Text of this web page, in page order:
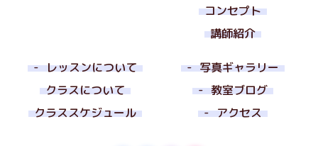
コンセプト
講師紹介
レッスンについて
クラスについて
クラススケジュール
写真ギャラリー
教室ブログ
アクセス